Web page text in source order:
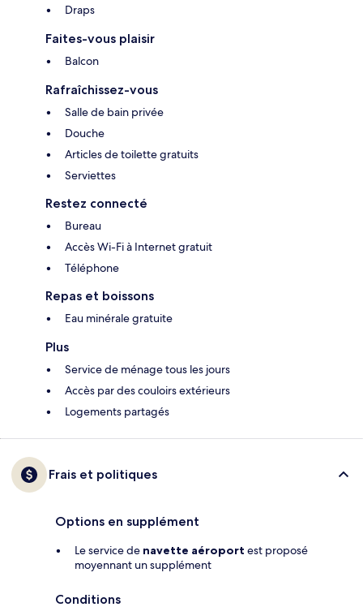
Draps
Faites-vous plaisir
Balcon
Rafraîchissez-vous
Salle de bain privée
Douche
Articles de toilette gratuits
Serviettes
Restez connecté
Bureau
Accès Wi-Fi à Internet gratuit
Téléphone
Repas et boissons
Eau minérale gratuite
Plus
Service de ménage tous les jours
Accès par des couloirs extérieurs
Logements partagés
Frais et politiques
Options en supplément
Le service de navette aéroport est proposé
moyennant un supplément
Conditions